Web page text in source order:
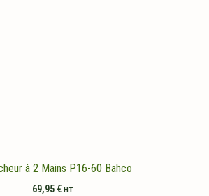
à 2 Mains P16-60 Bahco
69,95 € HT